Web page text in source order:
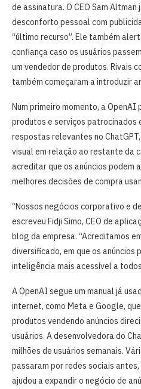
de assinatura. O CEO Sam
desconforto pessoal com
“último recurso”. Ele também
confiança caso os usuários
um vendedor de produtos. Rivais
também começaram a introduzir
Num primeiro momento, a
produtos e serviços patrocinados
respostas relevantes no
visual em relação ao restante da
acreditar que os anúncios podem
melhores decisões de compra
“Nossos negócios corporativo e
escreveu Fidji Simo, CEO de
blog da empresa. “Acreditamos
diversificado, em que os
inteligência mais acessível a
A OpenAI segue um manual já
internet, como Meta e Google,
produtos vendendo anúncios
usuários. A desenvolvedora do
milhões de usuários semanais.
passaram por redes sociais antes,
ajudou a expandir o negócio de